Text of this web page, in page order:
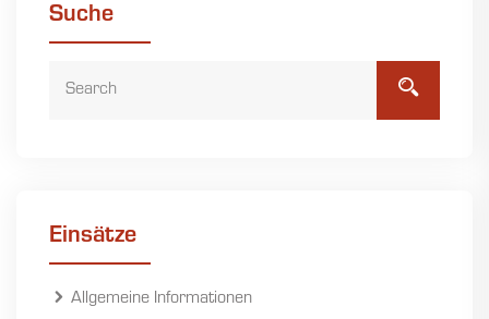
Suche
Einsätze
Allgemeine Informationen